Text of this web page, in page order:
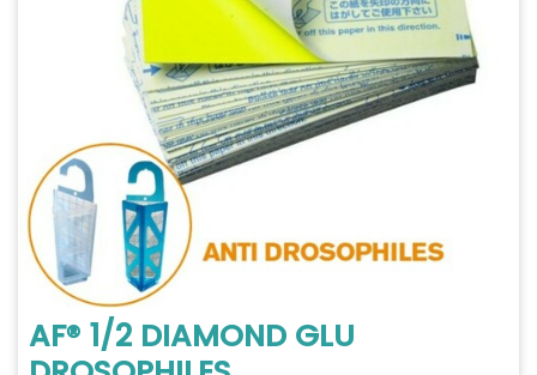
AF® 1/2 DIAMOND GLU